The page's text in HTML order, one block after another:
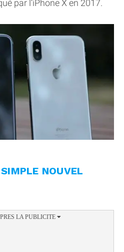
par l’iPhone X en 2017.
NOUVEL